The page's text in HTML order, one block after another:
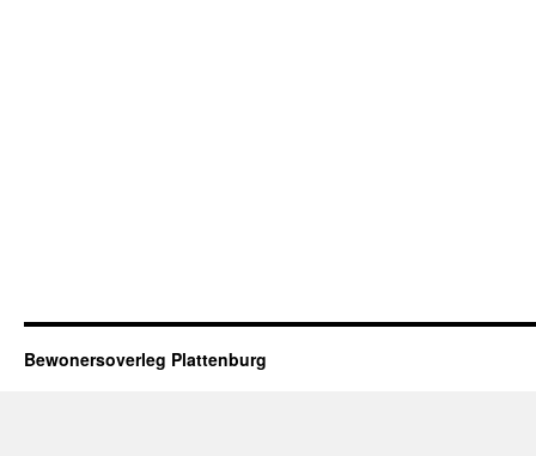
Bewonersoverleg Plattenburg